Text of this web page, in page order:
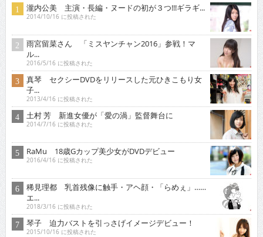
瀧内公美 主演・長編・ヌードの初が３つ!!!ギラギ...
2014/10/16 に投稿された
雨宮留菜さん 「ミスヤンチャン2016」参戦！マ
ル...
2016/5/16 に投稿された
真琴 セクシーDVDをリリースした元ひきこもり女
子...
2013/4/16 に投稿された
土村 芳 新進女優が「愛の渦」監督舞台に
2014/7/16 に投稿された
RaMu 18歳Gカップ美少女がDVDデビュー
2016/4/16 に投稿された
稀見理都 乳首残像に触手・アヘ顔・「らめぇ」……
エ...
2018/3/16 に投稿された
琴子 迫力バストを引っさげイメージデビュー！
2015/10/16 に投稿された